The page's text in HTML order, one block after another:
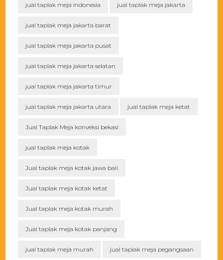
jual taplak meja indonesia jual taplak meja jakarta
jual taplak meja jakarta barat
jual taplak meja jakarta pusat
jual taplak meja jakarta selatan
jual taplak meja jakarta timur
jual taplak meja jakarta utara jual taplak meja ketat
Jual Taplak Meja konveksi bekasi
jual taplak meja kotak
Jual taplak meja kotak jawa bali
Jual taplak meja kotak ketat
Jual taplak meja kotak murah
Jual taplak meja kotak panjang
jual taplak meja murah jual taplak meja pegangsaan